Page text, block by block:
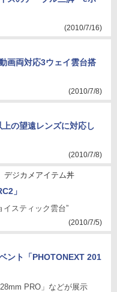
(2010/7/16)
画両対応3ウェイ雲台搭
(2010/7/8)
の望遠レンズに対応し
(2010/7/8)
デジカメアイテム丼
」
イスティック雲台”
(2010/7/5)
ント「PHOTONEXT 201
PRO」などが展示